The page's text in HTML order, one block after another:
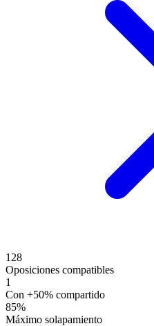
128
Oposiciones compatibles
1
Con +50% compartido
85%
Máximo solapamiento